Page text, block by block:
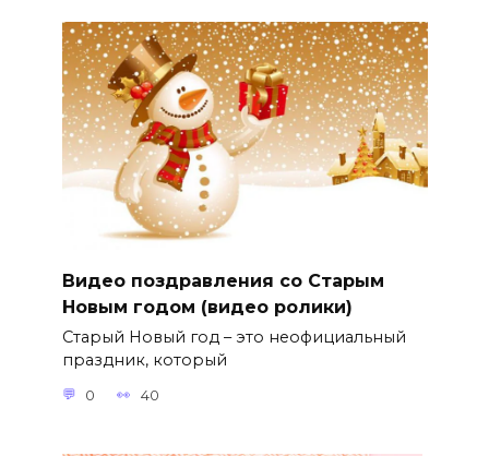
Видео поздравления со Старым
Новым годом (видео ролики)
Старый Новый год – это неофициальный
праздник, который
0 40